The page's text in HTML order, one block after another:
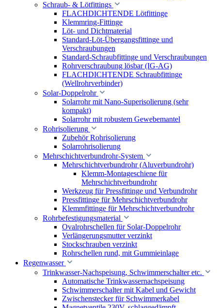
Schraub- & Lötfittings
FLACHDICHTENDE Lötfittinge
Klemmring-Fittinge
Löt- und Dichtmaterial
Standard-Löt-Übergangsfittinge und
Verschraubungen
Standard-Schraubfittinge und Verschraubungen
Rohrverschraubung lösbar (IG-AG)
FLACHDICHTENDE Schraubfittinge
(Wellrohrverbinder)
Solar-Doppelrohr
Solarrohr mit Nano-Superisolierung (sehr
kompakt)
Solarrohr mit robustem Gewebemantel
Rohrisolierung
Zubehör Rohrisolierung
Solarrohrisolierung
Mehrschichtverbundrohr-System
Mehrschichtverbundrohr (Aluverbundrohr)
Klemm-Montageschiene für
Mehrschichtverbundrohr
Werkzeug für Pressfittinge und Verbundrohr
Pressfittinge für Mehrschichtverbundrohr
Klemmfittinge für Mehrschichtverbundrohr
Rohrbefestigungsmaterial
Ovalrohrschellen für Solar-Doppelrohr
Verlängerungsmutter verzinkt
Stockschrauben verzinkt
Rohrschellen rund, mit Gummieinlage
Regenwasser
Trinkwasser-Nachspeisung, Schwimmerschalter etc.
Automatische Trinkwassernachspeisung
Schwimmerschalter mit Kabel und Gewicht
Zwischenstecker für Schwimmerkabel